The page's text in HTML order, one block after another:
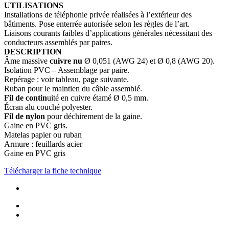
UTILISATIONS
Installations de téléphonie privée réalisées à l’extérieur des
bâtiments. Pose enterrée autorisée selon les règles de l’art.
Liaisons courants faibles d’applications générales nécessitant des
conducteurs assemblés par paires.
DESCRIPTION
Âme massive cuivre nu Ø 0,051 (AWG 24) et Ø 0,8 (AWG 20).
Isolation PVC – Assemblage par paire.
Repérage : voir tableau, page suivante.
Ruban pour le maintien du câble assemblé.
Fil de continuité en cuivre étamé Ø 0,5 mm.
Écran alu couché polyester.
Fil de nylon pour déchirement de la gaine.
Gaine en PVC gris.
Matelas papier ou ruban
Armure : feuillards acier
Gaine en PVC gris
Télécharger la fiche technique